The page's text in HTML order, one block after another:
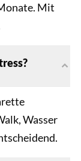
Mit
Wasser